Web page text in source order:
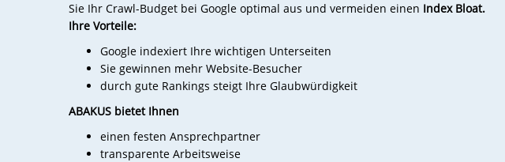
Sie Ihr Crawl-Budget bei Google optimal aus und vermeiden einen Index Bloat.
Ihre Vorteile:
Google indexiert Ihre wichtigen Unterseiten
Sie gewinnen mehr Website-Besucher
durch gute Rankings steigt Ihre Glaubwürdigkeit
ABAKUS bietet Ihnen
einen festen Ansprechpartner
transparente Arbeitsweise